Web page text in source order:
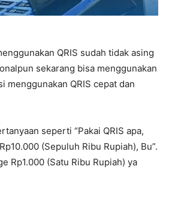
QRIS sudah tidak asing
sekarang bisa menggunakan
menggunakan QRIS cepat dan
seperti “Pakai QRIS apa,
(Sepuluh Ribu Rupiah), Bu”.
Rp1.000 (Satu Ribu Rupiah) ya